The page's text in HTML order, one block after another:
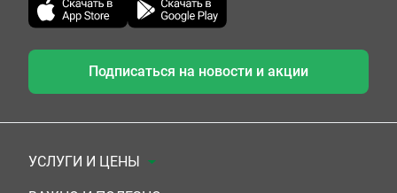
Подписаться на новости и акции
УСЛУГИ И ЦЕНЫ